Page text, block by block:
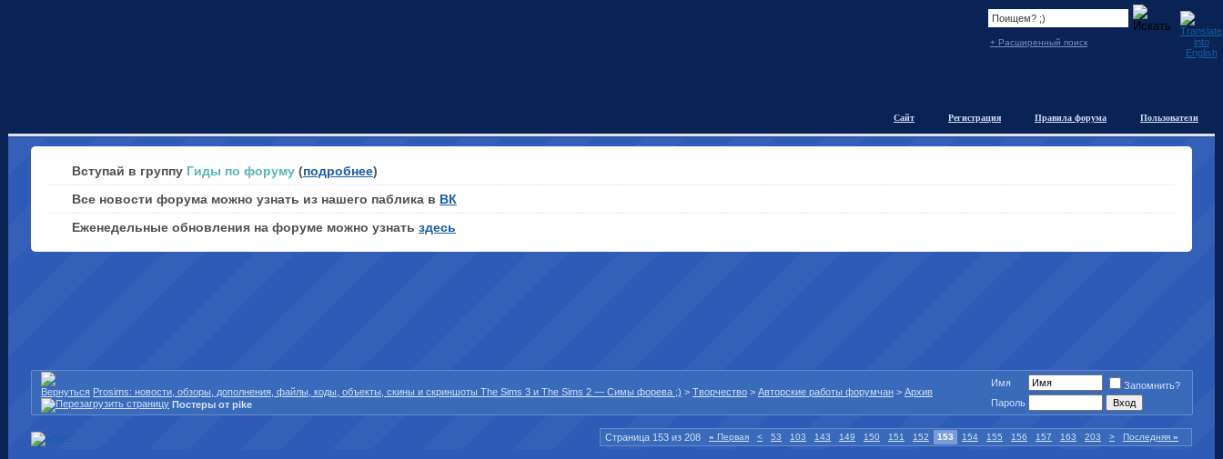
+ Расширенный поиск
Пользователи
Правила форума
Регистрация
Сайт
Вступай в группу Гиды по форуму (подробнее)
Все новости форума можно узнать из нашего паблика в ВК
Еженедельные обновления на форуме можно узнать здесь
Prosims: новости, обзоры, дополнения, файлы, коды, объекты, скины и скриншоты The Sims 3 и The Sims 2 — Симы форева ;) > Творчество > Авторские работы форумчан > Архив
Постеры от pike
Имя
Запомнить?
Пароль
Страница 153 из 208 « Первая < 53 103 143 149 150 151 152 153 154 155 156 157 163 203 > Последняя »